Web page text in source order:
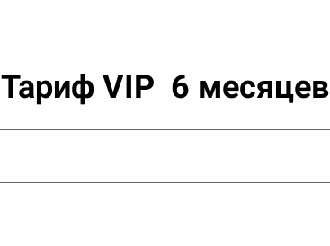
Тариф VIP 6 месяцев